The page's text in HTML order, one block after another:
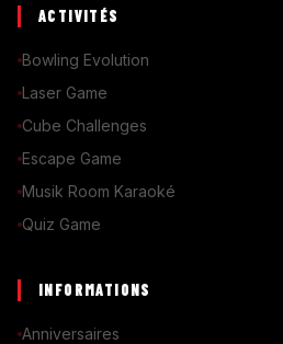
ACTIVITÉS
Bowling Evolution
Laser Game
Cube Challenges
Escape Game
Musik Room Karaoké
Quiz Game
INFORMATIONS
Anniversaires